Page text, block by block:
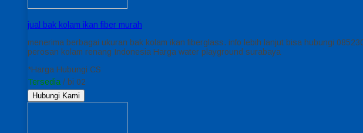
jual bak kolam ikan fiber murah
menerima berbagai ukuran bak kolam ikan fiberglass. info lebih lanjut bisa hubungi
perosan kolam renang Indonesia Harga water playground surabaya
*Harga Hubungi CS
Tersedia / bi 02
Hubungi Kami